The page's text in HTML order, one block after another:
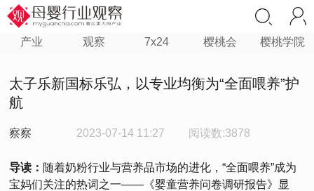
产业 观察 7x24 樱桃会 樱桃学院
太子乐新国标乐弘，以专业均衡为“全面喂养”护
航
察察 2023-07-14 11:27 阅读数:3878
导读： 随着奶粉行业与营养品市场的进化，“全面喂养”成为
宝妈们关注的热词之一——《婴童营养问卷调研报告》显